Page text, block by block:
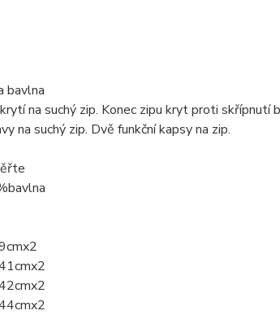
bavlna
na suchý zip. Konec zipu kryt proti skřípnutí
na suchý zip. Dvě funkční kapsy na zip.